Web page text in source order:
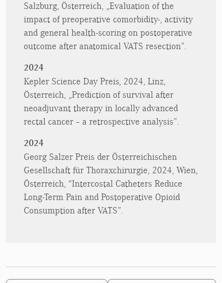
Salzburg, Österreich, „Evaluation of the
impact of preoperative comorbidity-, activity
and general health-scoring on postoperative
outcome after anatomical VATS resection”.
2024
Kepler Science Day Preis, 2024, Linz,
Österreich, „Prediction of survival after
neoadjuvant therapy in locally advanced
rectal cancer – a retrospective analysis”.
2024
Georg Salzer Preis der Österreichischen
Gesellschaft für Thoraxchirurgie, 2024, Wien,
Österreich, “Intercostal Catheters Reduce
Long-Term Pain and Postoperative Opioid
Consumption after VATS”.